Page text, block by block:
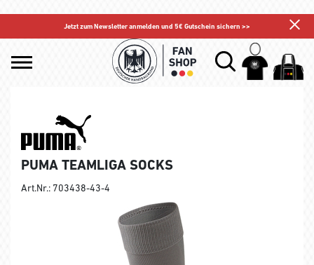
Jetzt zum Newsletter anmelden und 5€ Gutschein sichern >>
PUMA TEAMLIGA SOCKS
Art.Nr.: 703438-43-4